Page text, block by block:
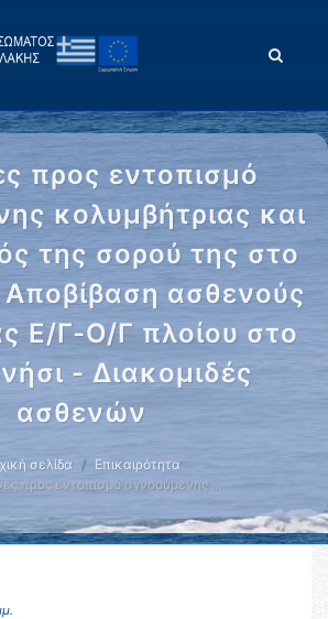
προς εντοπισμό
κολυμβήτριας και
της σορού της στο
ασθενούς
Ε/Γ-Ο/Γ πλοίου στο
- Διακομιδές
ασθενών
σελίδα
Επικαιρότητα
προς εντοπισμό αγνοούμενης …